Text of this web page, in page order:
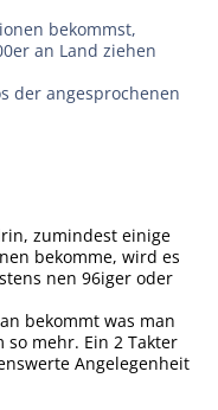
bekommst,
an Land ziehen
der angesprochenen
zumindest einige
bekomme, wird es
nen 96iger oder
bekommt was man
mehr. Ein 2 Takter
Angelegenheit